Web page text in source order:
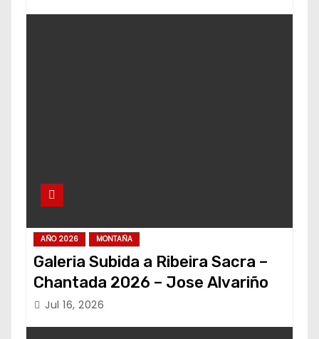
AÑO 2026 MONTAÑA
Galeria Subida a Ribeira Sacra –
Chantada 2026 – Jose Alvariño
Jul 16, 2026